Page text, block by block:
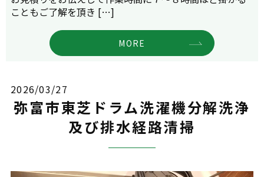
こともご了解を頂き […]
MORE
2026/03/27
弥富市東芝ドラム洗濯機分解洗浄
及び排水経路清掃